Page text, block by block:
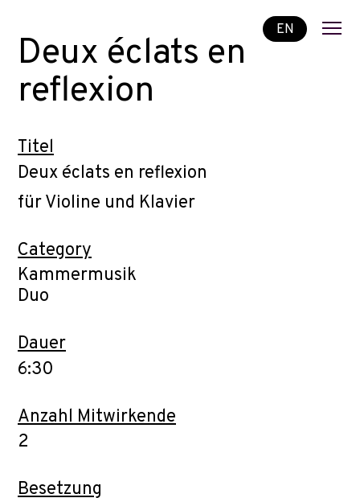
EN
Deux éclats en
reflexion
Titel
Deux éclats en reflexion
für Violine und Klavier
Category
Kammermusik
Duo
Dauer
6:30
Anzahl Mitwirkende
2
Besetzung